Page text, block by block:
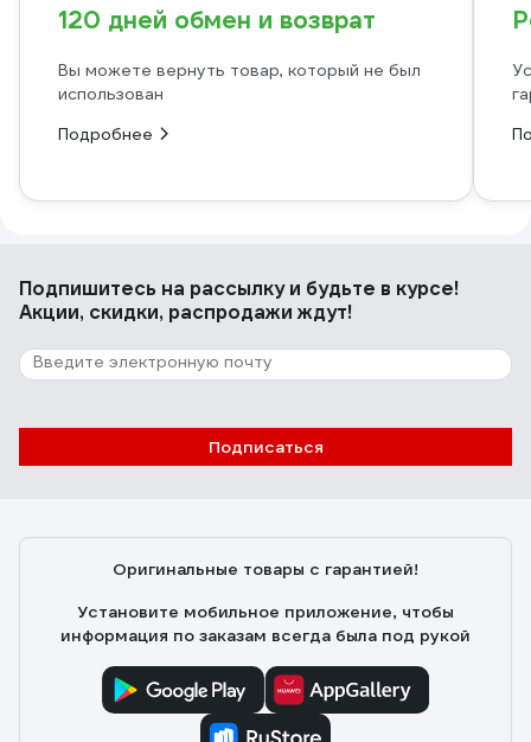
120 дней обмен и возврат
Вы можете вернуть товар, который не был
использован
Подробнее
Подпишитесь на рассылкуи будьте в курсе!
Акции, скидки, распродажи ждут!
Подписаться
Оригинальные товары с гарантией!
Установите мобильное приложение, чтобы
информация по заказам всегда была под рукой